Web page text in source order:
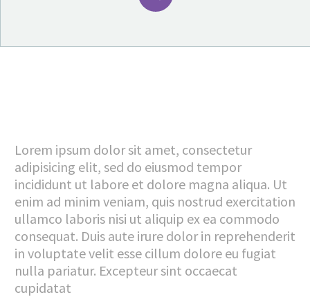
Lorem ipsum dolor sit amet, consectetur
adipisicing elit, sed do eiusmod tempor
incididunt ut labore et dolore magna aliqua. Ut
enim ad minim veniam, quis nostrud exercitation
ullamco laboris nisi ut aliquip ex ea commodo
consequat. Duis aute irure dolor in reprehenderit
in voluptate velit esse cillum dolore eu fugiat
nulla pariatur. Excepteur sint occaecat
cupidatat